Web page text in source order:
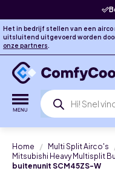
Het in bedrijf stellen van een airco
uitsluitend uitgevoerd worden
onze partners.
Producten
zoeken
Home Multi Split Airco's
Mitsubishi Heavy Multisplit
buitenunit SCM45ZS-W